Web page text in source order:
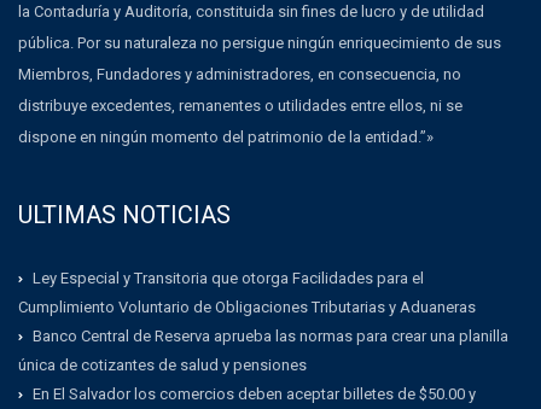
la Contaduría y Auditoría, constituida sin fines de lucro y de utilidad
pública. Por su naturaleza no persigue ningún enriquecimiento de sus
Miembros, Fundadores y administradores, en consecuencia, no
distribuye excedentes, remanentes o utilidades entre ellos, ni se
dispone en ningún momento del patrimonio de la entidad.”»
ULTIMAS NOTICIAS
Ley Especial y Transitoria que otorga Facilidades para el
Cumplimiento Voluntario de Obligaciones Tributarias y Aduaneras
Banco Central de Reserva aprueba las normas para crear una planilla
única de cotizantes de salud y pensiones
En El Salvador los comercios deben aceptar billetes de $50.00 y